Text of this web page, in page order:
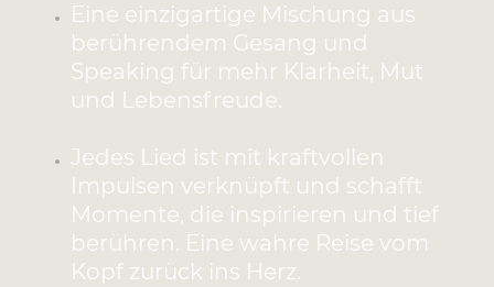
Eine einzigartige Mischung aus
berührendem Gesang und
Speaking für mehr Klarheit, Mut
und Lebensfreude.
Jedes Lied ist mit kraftvollen
Impulsen verknüpft und schafft
Momente, die inspirieren und tief
berühren. Eine wahre Reise vom
Kopf zurück ins Herz.